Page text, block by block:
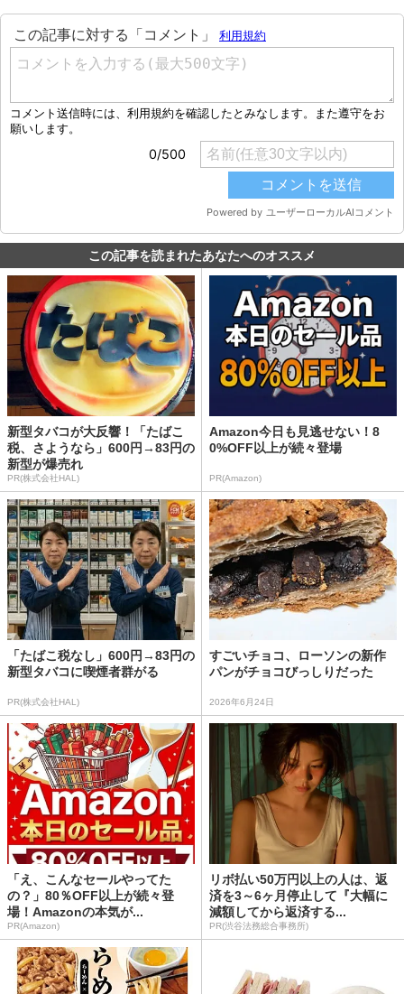
この記事を読まれたあなたへのオススメ
新型タバコが大反響！「たばこ
税、さようなら」600円→83円の
新型が爆売れ
PR(株式会社HAL)
Amazon今日も見逃せない！8
0%OFF以上が続々登場
PR(Amazon)
「たばこ税なし」600円→83円の
新型タバコに喫煙者群がる
PR(株式会社HAL)
すごいチョコ、ローソンの新作
パンがチョコびっしりだった
2026年6月24日
「え、こんなセールやってた
の？」80％OFF以上が続々登
場！Amazonの本気が...
PR(Amazon)
リボ払い50万円以上の人は、返
済を3～6ヶ月停止して『大幅に
減額してから返済する...
PR(渋谷法務総合事務所)